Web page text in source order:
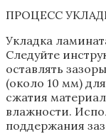
ПРОЦЕСС
Укладка
Следуйте
оставлять
(около 10 мм)
сжатия
влажности.
поддержания